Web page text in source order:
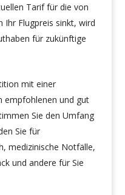
Tarif für die von
Ihr Flugpreis sinkt, wird
für zukünftige
mit einer
empfohlenen und gut
Sie den Umfang
Sie für
medizinische Notfälle,
und andere für Sie